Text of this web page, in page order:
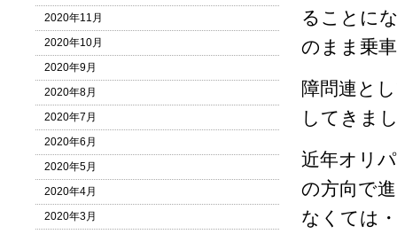
ることに
のまま乗
障問連と
してきま
近年オリ
の方向で
なくては
2020年11月
2020年10月
2020年9月
2020年8月
2020年7月
2020年6月
2020年5月
2020年4月
2020年3月